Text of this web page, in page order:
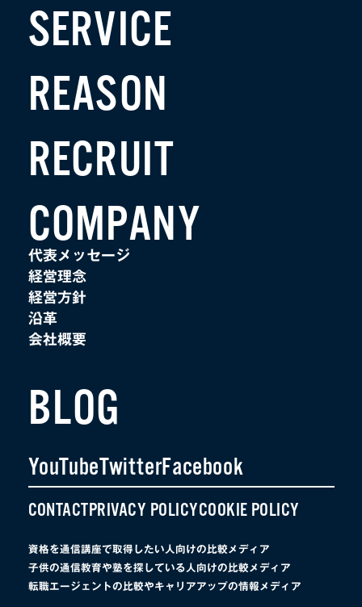
SERVICE
REASON
RECRUIT
COMPANY
代表メッセージ
経営理念
経営方針
沿革
会社概要
BLOG
YouTubeTwitterFacebook
CONTACTPRIVACY POLICYCOOKIE POLICY
資格を通信講座で取得したい人向けの比較メディア
子供の通信教育や塾を探している人向けの比較メディア
転職エージェントの比較やキャリアアップの情報メディア